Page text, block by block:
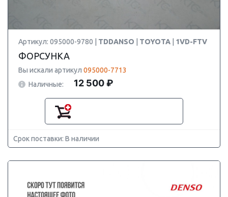
Артикул: 095000-9780 | TDDANSO TOYOTA 1VD-FTV
ФОРСУНКА
Вы искали артикул 095000-7713
Наличные:
12 500 ₽
Срок поставки: В наличии